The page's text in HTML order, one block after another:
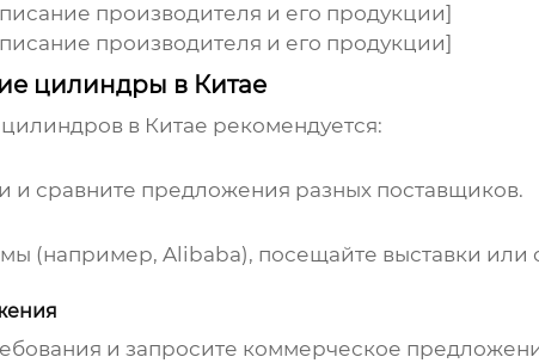
производителя и его продукции]
производителя и его продукции]
цилиндры в Китае
в Китае рекомендуется:
и сравните предложения разных поставщиков.
(например, Alibaba), посещайте выставки
и запросите коммерческое